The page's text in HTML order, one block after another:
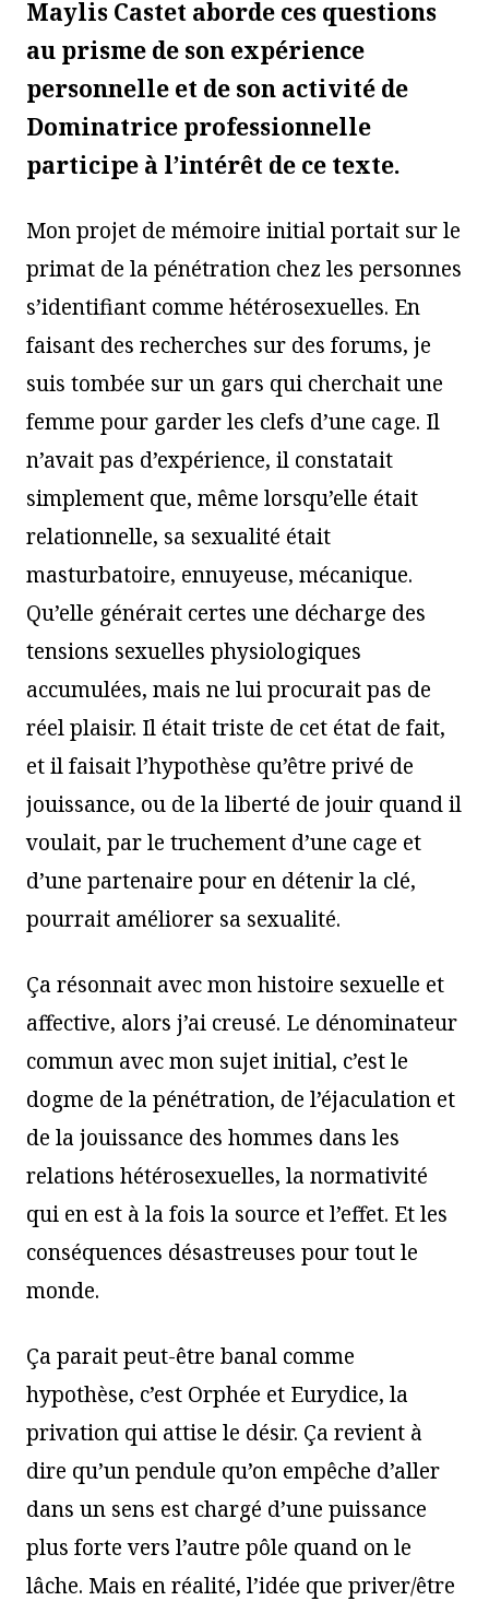
Maylis Castet aborde ces questions
au prisme de son expérience
personnelle et de son activité de
Dominatrice professionnelle
participe à l’intérêt de ce texte.
Mon projet de mémoire initial portait sur le
primat de la pénétration chez les personnes
s’identifiant comme hétérosexuelles. En
faisant des recherches sur des forums, je
suis tombée sur un gars qui cherchait une
femme pour garder les clefs d’une cage. Il
n’avait pas d’expérience, il constatait
simplement que, même lorsqu’elle était
relationnelle, sa sexualité était
masturbatoire, ennuyeuse, mécanique.
Qu’elle générait certes une décharge des
tensions sexuelles physiologiques
accumulées, mais ne lui procurait pas de
réel plaisir. Il était triste de cet état de fait,
et il faisait l’hypothèse qu’être privé de
jouissance, ou de la liberté de jouir quand il
voulait, par le truchement d’une cage et
d’une partenaire pour en détenir la clé,
pourrait améliorer sa sexualité.
Ça résonnait avec mon histoire sexuelle et
affective, alors j’ai creusé. Le dénominateur
commun avec mon sujet initial, c’est le
dogme de la pénétration, de l’éjaculation et
de la jouissance des hommes dans les
relations hétérosexuelles, la normativité
qui en est à la fois la source et l’effet. Et les
conséquences désastreuses pour tout le
monde.
Ça parait peut-être banal comme
hypothèse, c’est Orphée et Eurydice, la
privation qui attise le désir. Ça revient à
dire qu’un pendule qu’on empêche d’aller
dans un sens est chargé d’une puissance
plus forte vers l’autre pôle quand on le
lâche. Mais en réalité, l’idée que priver/être